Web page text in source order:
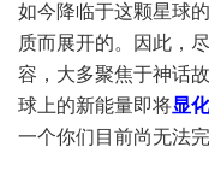
如今降临于这颗星球
质而展开的。因此，
容，大多聚焦于神话
球上的新能量即将显化
一个你们目前尚无法